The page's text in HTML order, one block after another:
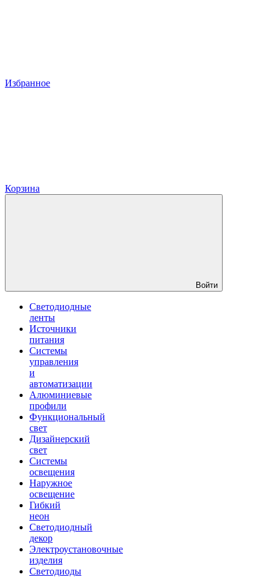
Избранное
Корзина
Войти
Светодиодные
ленты
Источники
питания
Системы
управления
и
автоматизации
Алюминиевые
профили
Функциональный
свет
Дизайнерский
свет
Системы
освещения
Наружное
освещение
Гибкий
неон
Светодиодный
декор
Электроустановочные
изделия
Светодиоды